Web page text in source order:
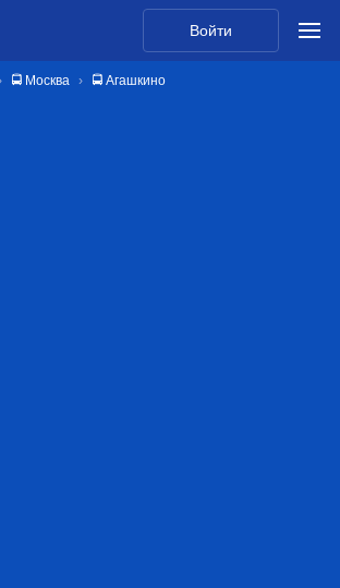
Войти
🚍 Москва 🚍 Агашкино